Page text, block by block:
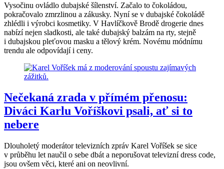
Vysočinu ovládlo dubajské šílenství. Začalo to čokoládou,
pokračovalo zmrzlinou a zákusky. Nyní se v dubajské čokoládě
zhlédli i výrobci kosmetiky. V Havlíčkově Brodě drogerie dnes
nabízí nejen sladkosti, ale také dubajský balzám na rty, stejně
i dubajskou pleťovou masku a tělový krém. Novému módnímu
trendu ale odpovídají i ceny.
Nečekaná zrada v přímém přenosu:
Diváci Karlu Voříškovi psali, ať si to
nebere
Dlouholetý moderátor televizních zpráv Karel Voříšek se sice
v průběhu let naučil o sebe dbát a neporušovat televizní dress code,
jsou ovšem věci, které ani on neovlivní.